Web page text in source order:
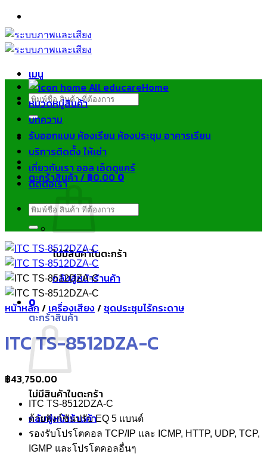
ข้าม
ไป
ยัง
เมนู
ค้นหา:
ตะกร้าสินค้า /฿0.000
ไม่มีสินค้าในตะกร้า
กลับสู่หน้าร้านค้า
0
ตะกร้าสินค้า
ไม่มีสินค้าในตะกร้า
กลับสู่หน้าร้านค้า
Home
หมวดหมู่สินค้า
บทความ
รับออกแบบ ห้องเรียน ห้องประชุม อาคารเรียน
บริการติดตั้ง ให้เช่า
เกี่ยวกับเรา ออล เอ็ดดูแคร์
ติดต่อเรา
ค้นหา:
หน้าหลัก / เครื่องเสียง/ชุดประชุมไร้กระดาษ
ITC TS-8512DZA-C
฿43,750.00
ITC TS-8512DZA-C
ด้วยฟังก์ชันปรับ EQ 5 แบนด์
รองรับโปรโตคอล TCP/IP และ ICMP, HTTP, UDP, TCP,
IGMP และโปรโตคอลอื่นๆ